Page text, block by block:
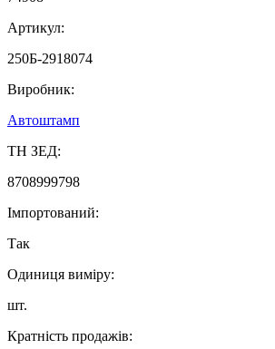
Артикул:
250Б-2918074
Виробник:
Автоштамп
ТН ЗЕД:
8708999798
Імпортований:
Так
Одиниця виміру:
шт.
Кратність продажів: